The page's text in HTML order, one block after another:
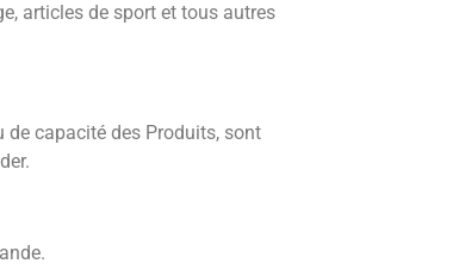
articles de sport et tous autres
capacité des Produits, sont